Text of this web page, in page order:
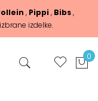
, Pippi, Bibs,
izdelke.
0